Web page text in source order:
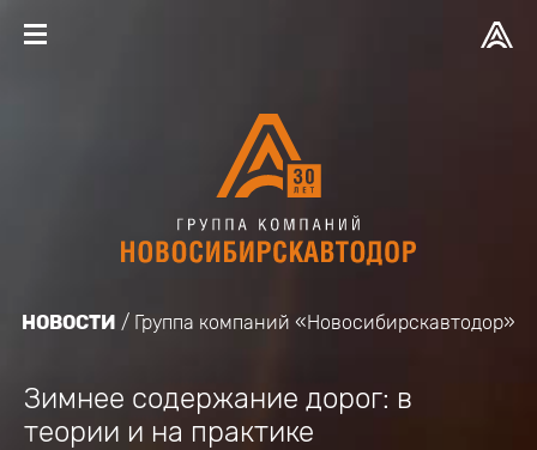
НОВОСТИ Группа компаний «Новосибирскавтодор»
Зимнее содержание дорог: в
теории и на практике